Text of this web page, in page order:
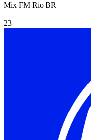
Mix FM Rio BR
—
23